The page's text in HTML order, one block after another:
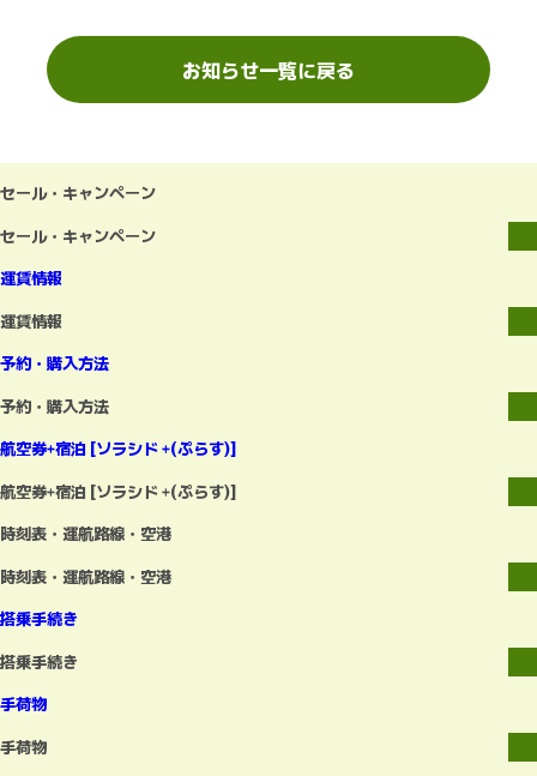
お知らせ一覧に戻る
セール・キャンペーン
セール・キャンペーン
運賃情報
運賃情報
予約・購入方法
予約・購入方法
航空券+宿泊 [ソラシド +(ぷらす)]
航空券+宿泊 [ソラシド +(ぷらす)]
時刻表・運航路線・空港
時刻表・運航路線・空港
搭乗手続き
搭乗手続き
手荷物
手荷物